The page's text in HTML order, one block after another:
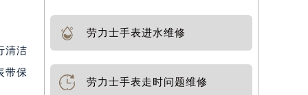
清洁
带保
劳力士手表进水维修
劳力士手表走时问题维修